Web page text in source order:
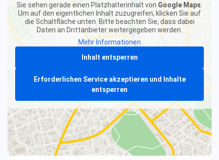
Sie sehen gerade einen Platzhalterinhalt von Google Maps
Um auf den eigentlichen Inhalt zuzugreifen, klicken Sie auf
die Schaltfläche unten. Bitte beachten Sie, dass dabei
Daten an Drittanbieter weitergegeben werden.
Mehr Informationen
Inhalt entsperren
Erforderlichen Service akzeptieren und Inhalte
entsperren